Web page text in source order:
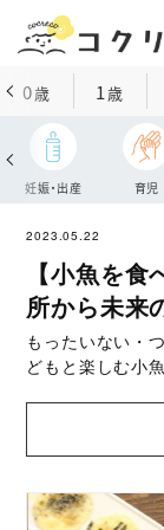
0歳 1歳
妊娠・出産 育児
2023.05.22
【小魚を
所から未来
もったいない・
どもと楽しむ小魚